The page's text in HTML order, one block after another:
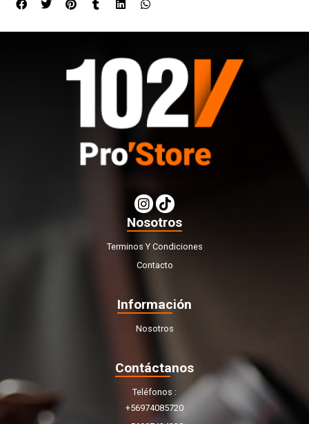
Nosotros
Terminos Y Condiciones
Contacto
Información
Nosotros
Contáctanos
Teléfonos
+56974085720